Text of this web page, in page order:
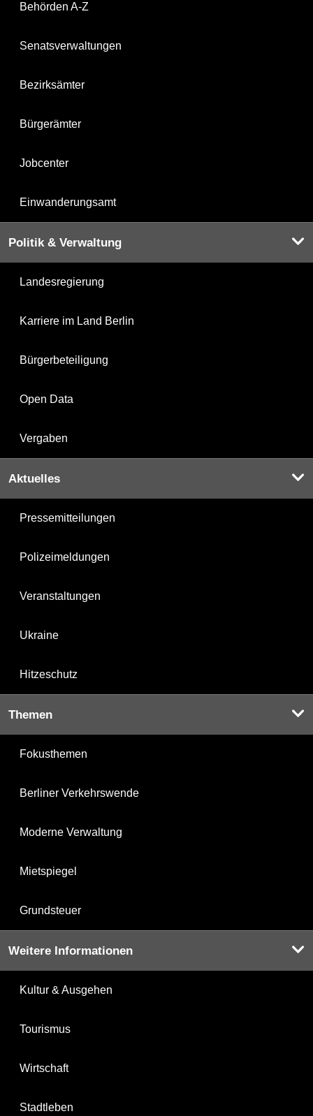
Behörden A-Z
Senatsverwaltungen
Bezirksämter
Bürgerämter
Jobcenter
Einwanderungsamt
Politik & Verwaltung
Landesregierung
Karriere im Land Berlin
Bürgerbeteiligung
Open Data
Vergaben
Aktuelles
Pressemitteilungen
Polizeimeldungen
Veranstaltungen
Ukraine
Hitzeschutz
Themen
Fokusthemen
Berliner Verkehrswende
Moderne Verwaltung
Mietspiegel
Grundsteuer
Weitere Informationen
Kultur & Ausgehen
Tourismus
Wirtschaft
Stadtleben